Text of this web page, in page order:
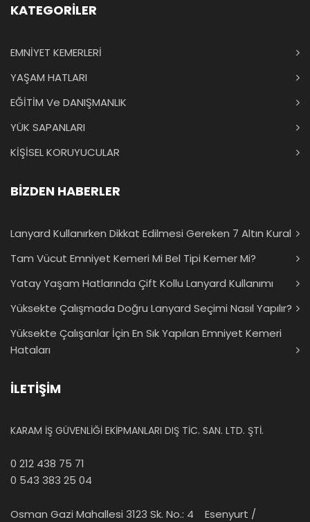
KATEGORİLER
EMNİYET KEMERLERİ
YAŞAM HATLARI
EĞİTİM Ve DANIŞMANLIK
YÜK SAPANLARI
KİŞİSEL KORUYUCULAR
BİZDEN HABERLER
Lanyard Kullanırken Dikkat Edilmesi Gereken 7 Altın Kural
Tam Vücut Emniyet Kemeri Mi Bel Tipi Kemer Mi?
Yatay Yaşam Hatlarında Çift Kollu Lanyard Kullanımı
Yüksekte Çalışmada Doğru Lanyard Seçimi Nasıl Yapılır?
Yüksekte Çalışanlar İçin En Sık Yapılan Emniyet Kemeri
Hataları
İLETİŞİM
KARAM İŞ GÜVENLİĞİ EKİPMANLARI DIŞ TİC. SAN. LTD. ŞTİ.
0 212 438 75 71
0 543 383 25 04
Osman Gazi Mahallesi 3123 Sk. No.: 4 Esenyurt /